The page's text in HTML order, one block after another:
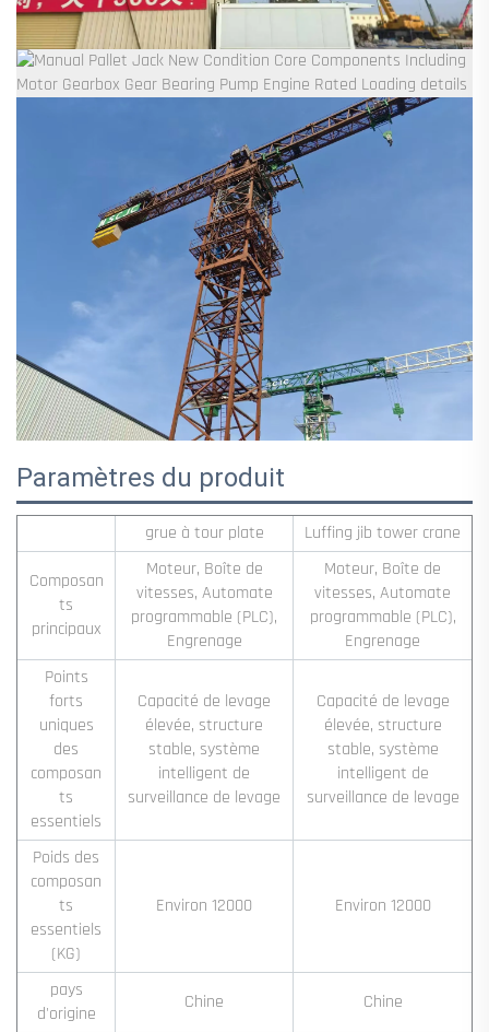
Paramètres du produit
grue à tour plate Luffing jib tower crane
Composan
ts
principaux
Moteur, Boîte de
vitesses, Automate
programmable (PLC),
Engrenage
Moteur, Boîte de
vitesses, Automate
programmable (PLC),
Engrenage
Points
forts
uniques
des
composan
ts
essentiels
Capacité de levage
élevée, structure
stable, système
intelligent de
surveillance de levage
Capacité de levage
élevée, structure
stable, système
intelligent de
surveillance de levage
Poids des
composan
ts
essentiels
(KG)
Environ 12000 Environ 12000
pays
d'origine
Chine Chine